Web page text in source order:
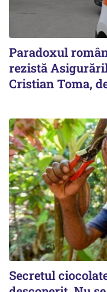
Paradoxul
rezistă
Cristian Toma,
Secretul